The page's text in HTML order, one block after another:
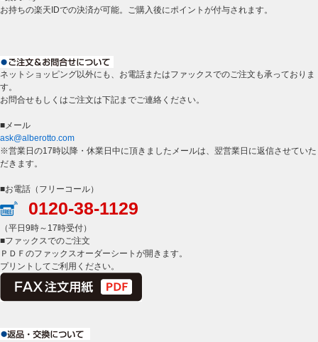
お持ちの楽天IDでの決済が可能。ご購入後にポイントが付与されます。
ネットショッピング以外にも、お電話またはファックスでのご注文も承っておりま
す。
お問合せもしくはご注文は下記までご連絡ください。
■メール
ask@alberotto.com
※営業日の17時以降・休業日中に頂きましたメールは、翌営業日に返信させていた
だきます。
■お電話（フリーコール）
0120-38-1129
（平日9時～17時受付）
■ファックスでのご注文
ＰＤＦのファックスオーダーシートが開きます。
プリントしてご利用ください。